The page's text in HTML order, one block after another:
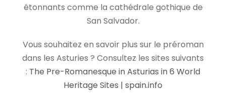
étonnants comme la cathédrale gothique de
San Salvador.
Vous souhaitez en savoir plus sur le préroman
dans les Asturies ? Consultez les sites suivants
: The Pre-Romanesque in Asturias in 6 World
Heritage Sites | spain.info